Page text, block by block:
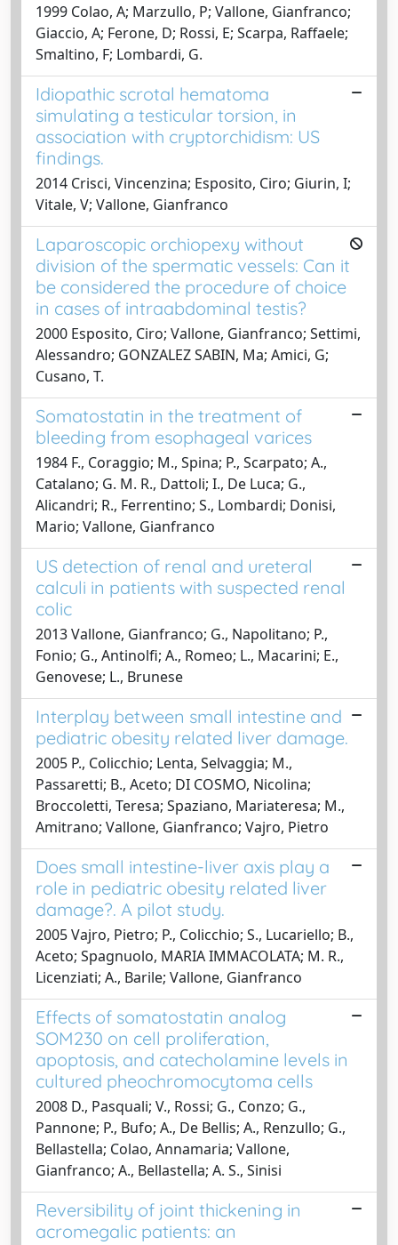
1999 Colao, A; Marzullo, P; Vallone, Gianfranco;
Giaccio, A; Ferone, D; Rossi, E; Scarpa, Raffaele;
Smaltino, F; Lombardi, G.
Idiopathic scrotal hematoma
simulating a testicular torsion, in
association with cryptorchidism: US
findings.
2014 Crisci, Vincenzina; Esposito, Ciro; Giurin, I;
Vitale, V; Vallone, Gianfranco
Laparoscopic orchiopexy without
division of the spermatic vessels: Can it
be considered the procedure of choice
in cases of intraabdominal testis?
2000 Esposito, Ciro; Vallone, Gianfranco; Settimi,
Alessandro; GONZALEZ SABIN, Ma; Amici, G;
Cusano, T.
Somatostatin in the treatment of
bleeding from esophageal varices
1984 F., Coraggio; M., Spina; P., Scarpato; A.,
Catalano; G. M. R., Dattoli; I., De Luca; G.,
Alicandri; R., Ferrentino; S., Lombardi; Donisi,
Mario; Vallone, Gianfranco
US detection of renal and ureteral
calculi in patients with suspected renal
colic
2013 Vallone, Gianfranco; G., Napolitano; P.,
Fonio; G., Antinolfi; A., Romeo; L., Macarini; E.,
Genovese; L., Brunese
Interplay between small intestine and
pediatric obesity related liver damage.
2005 P., Colicchio; Lenta, Selvaggia; M.,
Passaretti; B., Aceto; DI COSMO, Nicolina;
Broccoletti, Teresa; Spaziano, Mariateresa; M.,
Amitrano; Vallone, Gianfranco; Vajro, Pietro
Does small intestine-liver axis play a
role in pediatric obesity related liver
damage?. A pilot study.
2005 Vajro, Pietro; P., Colicchio; S., Lucariello; B.,
Aceto; Spagnuolo, MARIA IMMACOLATA; M. R.,
Licenziati; A., Barile; Vallone, Gianfranco
Effects of somatostatin analog
SOM230 on cell proliferation,
apoptosis, and catecholamine levels in
cultured pheochromocytoma cells
2008 D., Pasquali; V., Rossi; G., Conzo; G.,
Pannone; P., Bufo; A., De Bellis; A., Renzullo; G.,
Bellastella; Colao, Annamaria; Vallone,
Gianfranco; A., Bellastella; A. S., Sinisi
Reversibility of joint thickening in
acromegalic patients: an